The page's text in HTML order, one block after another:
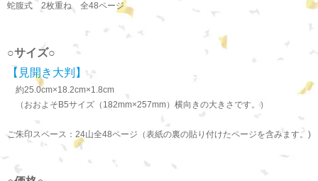
蛇腹式 2枚重ね 全48ページ
○サイズ○
【見開き大判】
約25.0cm×18.2cm×1.8cm
（おおよそB5サイズ（182mm×257mm）横向きの大きさです。）
ご朱印スペース：24山全48ページ（表紙の裏の貼り付けたページを含みます。)